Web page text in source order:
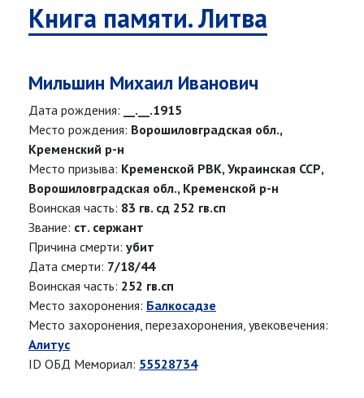
Книга памяти. Литва
Мильшин Михаил Иванович
Дата рождения:
__.__.1915
Место рождения: Ворошиловградская обл.,
Кременский р-н
Место призыва: Кременской РВК, Украинская ССР,
Ворошиловградская обл., Кременской р-н
Воинская часть: 83 гв. сд 252 гв.сп
Звание: ст. сержант
Причина смерти: убит
Дата смерти: 7/18/44
Воинская часть: 252 гв.сп
Место захоронения: Балкосадзе
Место захоронения, перезахоронения, увековечения:
Алитус
ID ОБД Мемориал: 55528734